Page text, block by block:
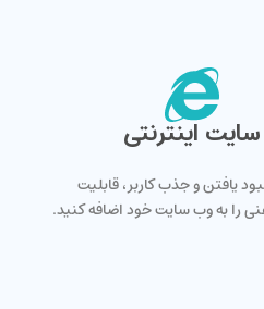
سایت اینترنتی
یافتن و جذب کاربر، قابلیت
را به وب سایت خود اضافه کنید.